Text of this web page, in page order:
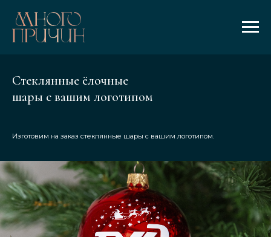
Стеклянные ёлочные
шары с вашим логотипом
Изготовим на заказ стеклянные шары с вашим логотипом.